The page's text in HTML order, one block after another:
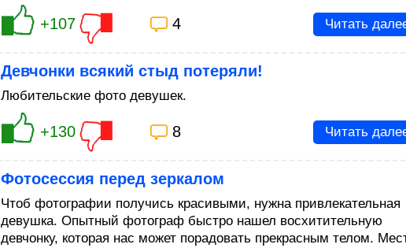
+107 4 Читать
Девчонки всякий стыд потеряли!
Любительские фото девушек.
+130 8 Читать
Фотосессия перед зеркалом
Чтоб фотографии получись красивыми, нужна привлекательная
девушка. Опытный фотограф быстро нашел восхитительную
девчонку, которая нас может порадовать прекрасным телом.